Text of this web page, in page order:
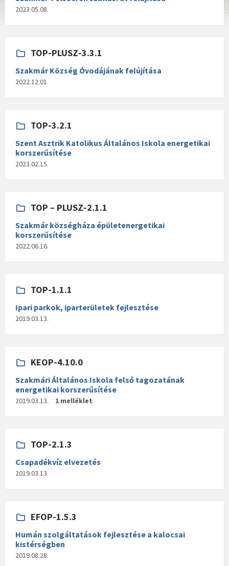
2023.05.08.
TOP-PLUSZ-3.3.1
Szakmár Község Óvodájának felújítása
2022.12.01.
TOP-3.2.1
Szent Asztrik Katolikus Általános Iskola energetikai
korszerűsítése
2023.02.15.
TOP – PLUSZ-2.1.1
Szakmár községháza épületenergetikai
korszerűsítése
2022.06.16.
TOP-1.1.1
Ipari parkok, iparterületek fejlesztése
2019.03.13.
KEOP-4.10.0
Szakmári Általános Iskola felső tagozatának
energetikai korszerűsítése
2019.03.13. 1 melléklet
TOP-2.1.3
Csapadékvíz elvezetés
2019.03.13.
EFOP-1.5.3
Humán szolgáltatások fejlesztése a kalocsai
kistérségben
2019.08.28.